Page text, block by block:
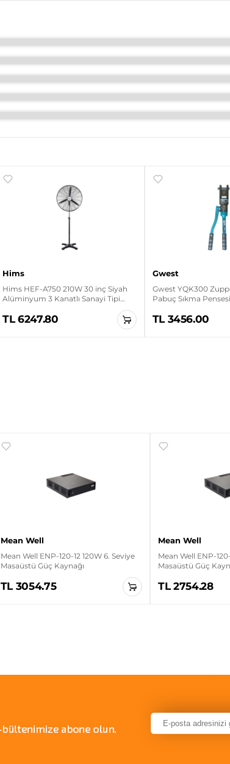
Hims
Hims HEF-A750 210W 30 inç Siyah
Alüminyum 3 Kanatlı Sanayi Tipi
TL 6247.80
Gwest
Gwest YQK300
Pabuç Sıkma Pensesi
TL 3456.00
Mean Well
Mean Well ENP-120-12 120W 6. Seviye
Masaüstü Güç Kaynağı
TL 3054.75
Mean Well
Mean Well ENP-
Masaüstü Güç
TL 2754.28